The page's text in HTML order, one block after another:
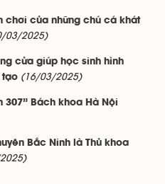
chơi của những chú cá khát
03/2025)
cửa giúp học sinh hình
tạo (16/03/2025)
307” Bách khoa Hà Nội
Bắc Ninh là Thủ khoa